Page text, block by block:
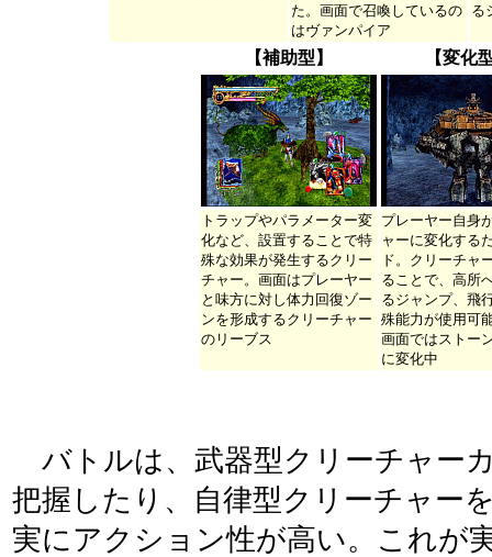
た。画面で召喚しているの
はヴァンパイア
る
【補助型】 【変化
トラップやパラメーター変
化など、設置することで特
殊な効果が発生するクリー
チャー。画面はプレーヤー
と味方に対し体力回復ゾー
ンを形成するクリーチャー
のリーブス
プレーヤー自身
ャーに変化する
ド。クリーチャ
ることで、高所
るジャンプ、飛
殊能力が使用可
画面ではストー
に変化中
バトルは、武器型クリーチャー
把握したり、自律型クリーチャー
実にアクション性が高い。これが